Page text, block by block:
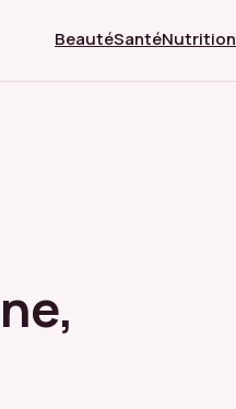
BeautéSantéNutrition